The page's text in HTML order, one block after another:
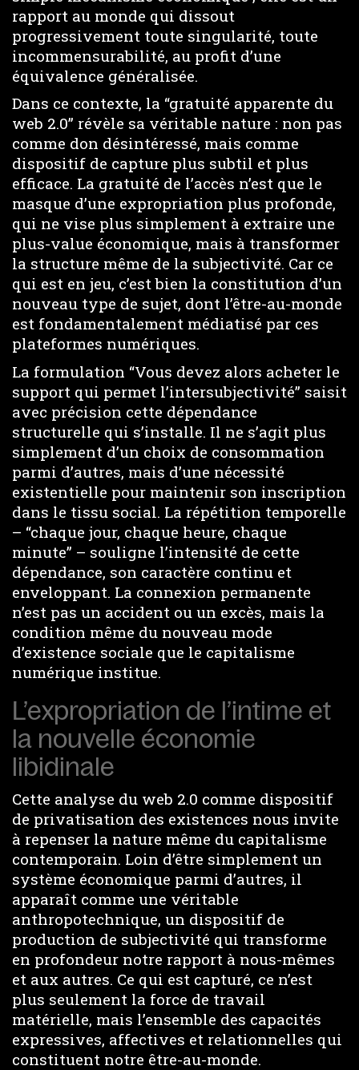
rapport au monde qui dissout
progressivement toute singularité, toute
incommensurabilité, au profit d’une
équivalence généralisée.
Dans ce contexte, la “gratuité apparente du
web 2.0” révèle sa véritable nature : non pas
comme don désintéressé, mais comme
dispositif de capture plus subtil et plus
efficace. La gratuité de l’accès n’est que le
masque d’une expropriation plus profonde,
qui ne vise plus simplement à extraire une
plus-value économique, mais à transformer
la structure même de la subjectivité. Car ce
qui est en jeu, c’est bien la constitution d’un
nouveau type de sujet, dont l’être-au-monde
est fondamentalement médiatisé par ces
plateformes numériques.
La formulation “Vous devez alors acheter le
support qui permet l’intersubjectivité” saisit
avec précision cette dépendance
structurelle qui s’installe. Il ne s’agit plus
simplement d’un choix de consommation
parmi d’autres, mais d’une nécessité
existentielle pour maintenir son inscription
dans le tissu social. La répétition temporelle
– “chaque jour, chaque heure, chaque
minute” – souligne l’intensité de cette
dépendance, son caractère continu et
enveloppant. La connexion permanente
n’est pas un accident ou un excès, mais la
condition même du nouveau mode
d’existence sociale que le capitalisme
numérique institue.
L’expropriation de l’intime et
la nouvelle économie
libidinale
Cette analyse du web 2.0 comme dispositif
de privatisation des existences nous invite
à repenser la nature même du capitalisme
contemporain. Loin d’être simplement un
système économique parmi d’autres, il
apparaît comme une véritable
anthropotechnique, un dispositif de
production de subjectivité qui transforme
en profondeur notre rapport à nous-mêmes
et aux autres. Ce qui est capturé, ce n’est
plus seulement la force de travail
matérielle, mais l’ensemble des capacités
expressives, affectives et relationnelles qui
constituent notre être-au-monde.